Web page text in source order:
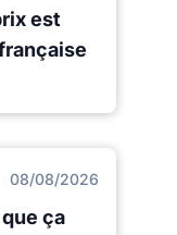
est
08/08/2026
ça